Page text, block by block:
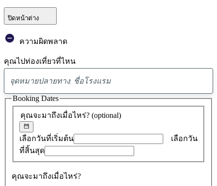
ปิดหน้าต่าง
ความผิดพลาด
คุณไปท่องเที่ยวที่ไหน
พบ
ข้อ
เสนอ
0
คุณจะมาถึงเมื่อไหร่? (optional)
เลือกวันที่เริ่มต้น
เลือกวัน
ที่สิ้นสุด
คุณจะมาถึงเมื่อไหร่?
Booking Dates